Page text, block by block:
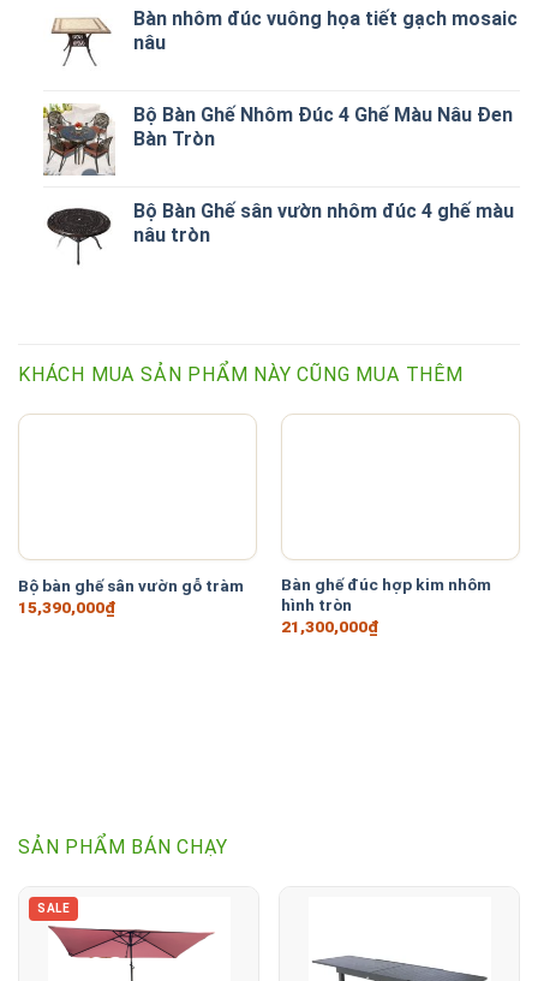
Bàn nhôm đúc vuông họa tiết gạch mosaic
nâu
Bộ Bàn Ghế Nhôm Đúc 4 Ghế Màu Nâu Đen
Bàn Tròn
Bộ Bàn Ghế sân vườn nhôm đúc 4 ghế màu
nâu tròn
KHÁCH MUA SẢN PHẨM NÀY CŨNG MUA THÊM
Bộ bàn ghế sân vườn gỗ tràm
15,390,000₫
Bàn ghế đúc hợp kim nhôm
hình tròn
21,300,000₫
SẢN PHẨM BÁN CHẠY
SALE